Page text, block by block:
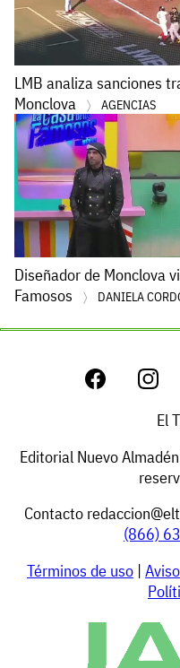
LMB analiza sanciones
Monclova
AGENCIAS
Diseñador de Monclova
Famosos
DANIELA
El
Editorial Nuevo
Contacto
(866)
Términos de uso |